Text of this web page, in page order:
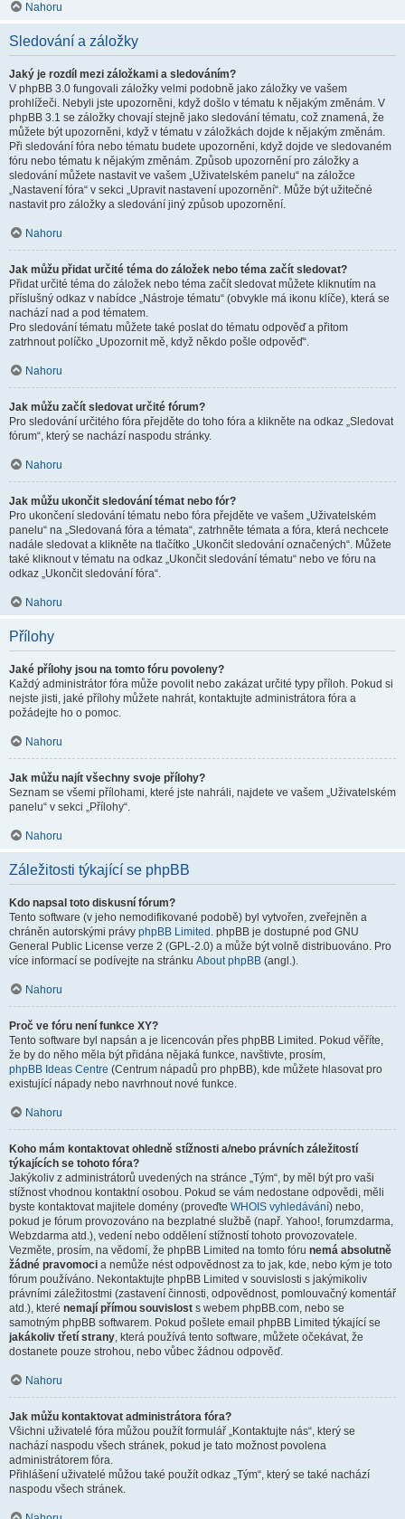
Nahoru
Sledování a záložky
Jaký je rozdíl mezi záložkami a sledováním?
V phpBB 3.0 fungovali záložky velmi podobně jako záložky ve vašem
prohlížeči. Nebyli jste upozorněni, když došlo v tématu k nějakým změnám. V
phpBB 3.1 se záložky chovají stejně jako sledování tématu, což znamená, že
můžete být upozorněni, když v tématu v záložkách dojde k nějakým změnám.
Při sledování fóra nebo tématu budete upozorněni, když dojde ve sledovaném
fóru nebo tématu k nějakým změnám. Způsob upozornění pro záložky a
sledování můžete nastavit ve vašem „Uživatelském panelu“ na záložce
„Nastavení fóra“ v sekci „Upravit nastavení upozornění“. Může být užitečné
nastavit pro záložky a sledování jiný způsob upozornění.
Nahoru
Jak můžu přidat určité téma do záložek nebo téma začít sledovat?
Přidat určité téma do záložek nebo téma začít sledovat můžete kliknutím na
příslušný odkaz v nabídce „Nástroje tématu“ (obvykle má ikonu klíče), která se
nachází nad a pod tématem.
Pro sledování tématu můžete také poslat do tématu odpověď a přitom
zatrhnout políčko „Upozornit mě, když někdo pošle odpověď“.
Nahoru
Jak můžu začít sledovat určité fórum?
Pro sledování určitého fóra přejděte do toho fóra a klikněte na odkaz „Sledovat
fórum“, který se nachází naspodu stránky.
Nahoru
Jak můžu ukončit sledování témat nebo fór?
Pro ukončení sledování tématu nebo fóra přejděte ve vašem „Uživatelském
panelu“ na „Sledovaná fóra a témata“, zatrhněte témata a fóra, která nechcete
nadále sledovat a klikněte na tlačítko „Ukončit sledování označených“. Můžete
také kliknout v tématu na odkaz „Ukončit sledování tématu“ nebo ve fóru na
odkaz „Ukončit sledování fóra“.
Nahoru
Přílohy
Jaké přílohy jsou na tomto fóru povoleny?
Každý administrátor fóra může povolit nebo zakázat určité typy příloh. Pokud si
nejste jisti, jaké přílohy můžete nahrát, kontaktujte administrátora fóra a
požádejte ho o pomoc.
Nahoru
Jak můžu najít všechny svoje přílohy?
Seznam se všemi přílohami, které jste nahráli, najdete ve vašem „Uživatelském
panelu“ v sekci „Přílohy“.
Nahoru
Záležitosti týkající se phpBB
Kdo napsal toto diskusní fórum?
Tento software (v jeho nemodifikované podobě) byl vytvořen, zveřejněn a
chráněn autorskými právy phpBB Limited . phpBB je dostupné pod GNU
General Public License verze 2 (GPL-2.0) a může být volně distribuováno. Pro
více informací se podívejte na stránku About phpBB (angl.).
Nahoru
Proč ve fóru není funkce XY?
Tento software byl napsán a je licencován přes phpBB Limited. Pokud věříte,
že by do něho měla být přidána nějaká funkce, navštivte, prosím,
phpBB Ideas Centre (Centrum nápadů pro phpBB), kde můžete hlasovat pro
existující nápady nebo navrhnout nové funkce.
Nahoru
Koho mám kontaktovat ohledně stížnosti a/nebo právních záležitostí
týkajících se tohoto fóra?
Jakýkoliv z administrátorů uvedených na stránce „Tým“, by měl být pro vaši
stížnost vhodnou kontaktní osobou. Pokud se vám nedostane odpovědi, měli
byste kontaktovat majitele domény (proveďte WHOIS vyhledávání) nebo,
pokud je fórum provozováno na bezplatné službě (např. Yahoo!, forumzdarma,
Webzdarma atd.), vedení nebo oddělení stížností tohoto provozovatele.
Vezměte, prosím, na vědomí, že phpBB Limited na tomto fóru nemá absolutně
žádné pravomoci a nemůže nést odpovědnost za to jak, kde, nebo kým je toto
fórum používáno. Nekontaktujte phpBB Limited v souvislosti s jakýmikoliv
právními záležitostmi (zastavení činnosti, odpovědnost, pomlouvačný komentář
atd.), které nemají přímou souvislost s webem phpBB.com, nebo se
samotným phpBB softwarem. Pokud pošlete email phpBB Limited týkající se
jakákoliv třetí strany, která používá tento software, můžete očekávat, že
dostanete pouze strohou, nebo vůbec žádnou odpověď.
Nahoru
Jak můžu kontaktovat administrátora fóra?
Všichni uživatelé fóra můžou použít formulář „Kontaktujte nás“, který se
nachází naspodu všech stránek, pokud je tato možnost povolena
administrátorem fóra.
Přihlášení uživatelé můžou také použít odkaz „Tým“, který se také nachází
naspodu všech stránek.